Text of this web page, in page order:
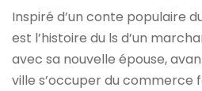
Inspiré d’un conte populaire
est l’histoire du ls d’un
avec sa nouvelle épouse,
ville s’occuper du commerce